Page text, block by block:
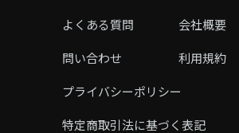
よくある質問
会社概要
問い合わせ
利用規約
プライバシーポリシー
特定商取引法に基づく表記